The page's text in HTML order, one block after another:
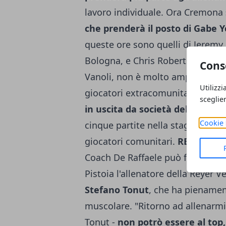
Cookie
lavoro individuale. Ora
che prenderà il posto di Gabe
queste ore sono quelli di
Bologna, e Chris Roberts, in
Vanoli, non è molto ampia: a
giocatori extracomunitari, può
in uscita da società del
cinque partite nella stagione in
giocatori comunitari. REYER
Coach De Raffaele può
Pistoia l'allenatore della Reyer
Stefano Tonut, che ha
muscolare. "Ritorno ad
Tonut - non potrò essere al